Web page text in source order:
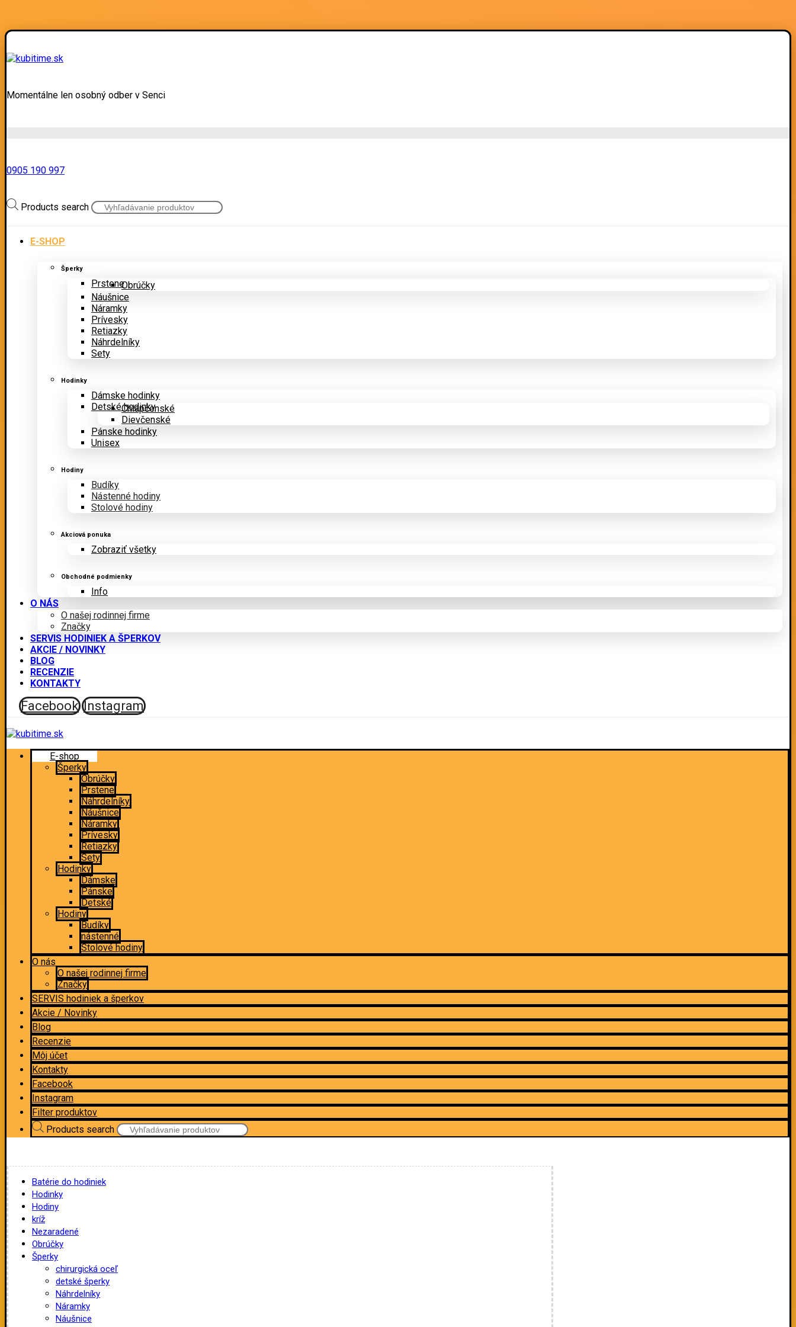
Momentálne len osobný odber v Senci
0905 190 997
Products search
E-SHOP
Šperky
PrsteneObrúčky
Náušnice
Náramky
Prívesky
Retiazky
Náhrdelníky
Sety
Hodinky
Dámske hodinky
Detské hodinky
Chlapčenské
Dievčenské
Pánske hodinky
Unisex
Hodiny
Budíky
Nástenné hodiny
Stolové hodiny
Akciová ponuka
Zobraziť všetky
Obchodné podmienky
Info
O NÁS
O našej rodinnej firme
Značky
SERVIS HODINIEK A ŠPERKOV
AKCIE / NOVINKY
BLOG
RECENZIE
KONTAKTY
Facebook Instagram
E-shop
Šperky
Obrúčky
Prstene
Náhrdelníky
Náušnice
Náramky
Prívesky
Retiazky
Sety
Hodinky
Dámske
Pánske
Detské
Hodiny
Budíky
nástenné
Stolové hodiny
O nás
O našej rodinnej firme
Značky
SERVIS hodiniek a šperkov
Akcie / Novinky
Blog
Recenzie
Môj účet
Kontakty
Facebook
Instagram
Filter produktov
Products search
Batérie do hodiniek
Hodinky
Hodiny
kríž
Nezaradené
Obrúčky
Šperky
chirurgická oceľ
detské šperky
Náhrdelníky
Náramky
Náušnice